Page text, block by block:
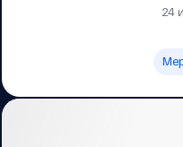
24